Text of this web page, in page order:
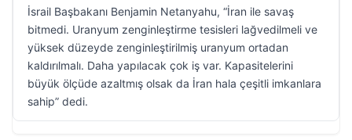
İsrail Başbakanı Benjamin Netanyahu, “İran ile savaş
bitmedi. Uranyum zenginleştirme tesisleri lağvedilmeli ve
yüksek düzeyde zenginleştirilmiş uranyum ortadan
kaldırılmalı. Daha yapılacak çok iş var. Kapasitelerini
büyük ölçüde azaltmış olsak da İran hala çeşitli imkanlara
sahip” dedi.